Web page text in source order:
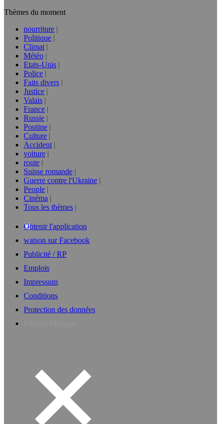
Thèmes du moment
nourriture
Politique
Climat
Météo
Etats-Unis
Police
Faits divers
Justice
Valais
France
Russie
Poutine
Culture
Accident
voiture
route
Suisse romande
Guerre contre l'Ukraine
People
Cinéma
Tous les thèmes
Obtenir l'application
watson sur Facebook
Publicité / RP
Emplois
Impressum
Conditions
Protection des données